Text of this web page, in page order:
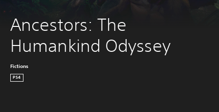
Ancestors: The
Humankind Odyssey
Fictions
PS4